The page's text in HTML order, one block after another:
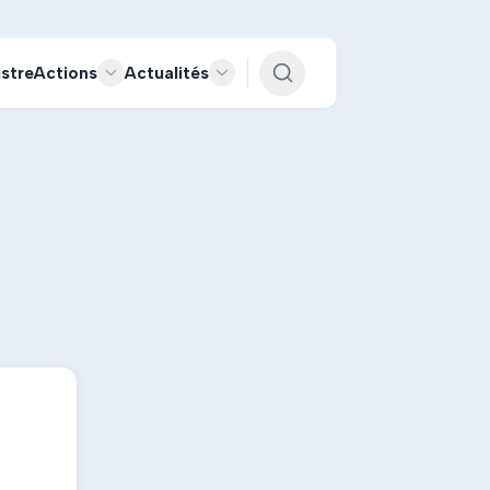
Actions Actualités